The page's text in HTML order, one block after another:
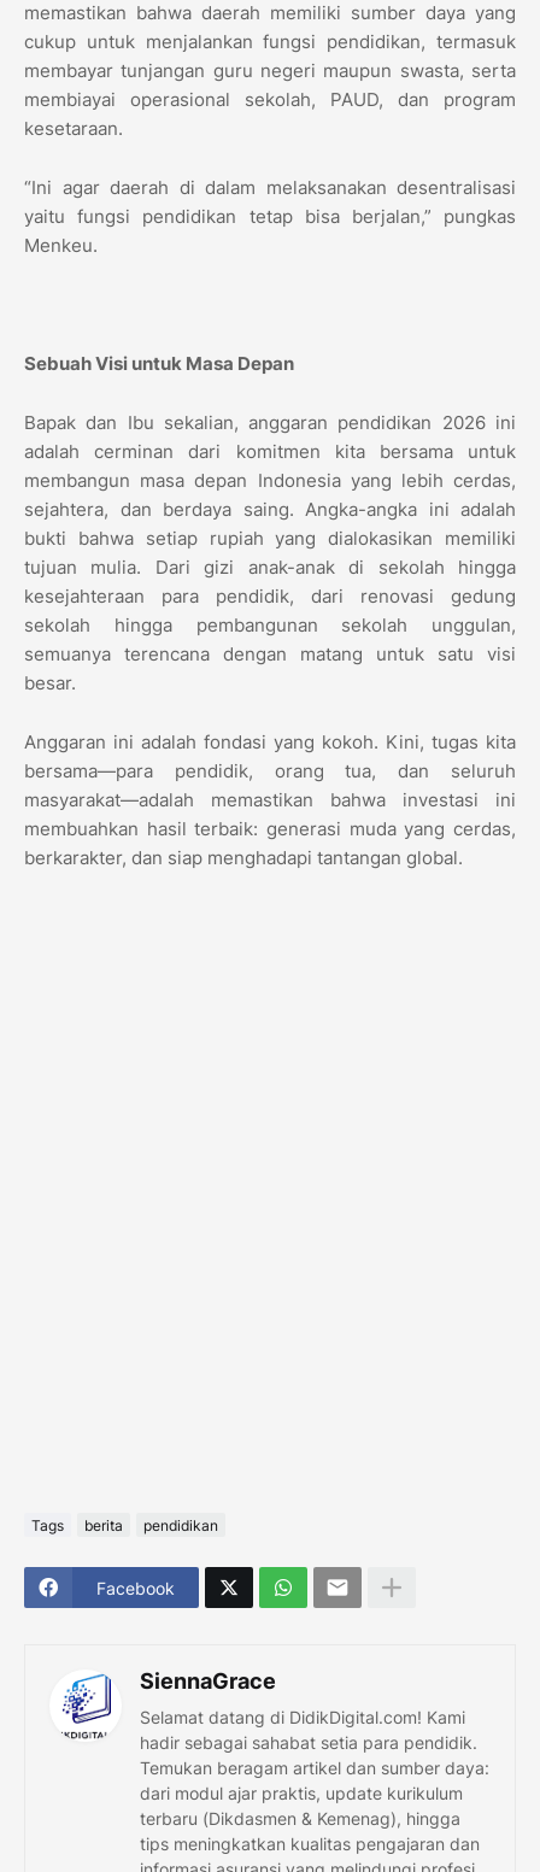
memastikan bahwa daerah memiliki sumber daya yang
cukup untuk menjalankan fungsi pendidikan, termasuk
membayar tunjangan guru negeri maupun swasta, serta
membiayai operasional sekolah, PAUD, dan program
kesetaraan.
“Ini agar daerah di dalam melaksanakan desentralisasi
yaitu fungsi pendidikan tetap bisa berjalan,” pungkas
Menkeu.
Sebuah Visi untuk Masa Depan
Bapak dan Ibu sekalian, anggaran pendidikan 2026 ini
adalah cerminan dari komitmen kita bersama untuk
membangun masa depan Indonesia yang lebih cerdas,
sejahtera, dan berdaya saing. Angka-angka ini adalah
bukti bahwa setiap rupiah yang dialokasikan memiliki
tujuan mulia. Dari gizi anak-anak di sekolah hingga
kesejahteraan para pendidik, dari renovasi gedung
sekolah hingga pembangunan sekolah unggulan,
semuanya terencana dengan matang untuk satu visi
besar.
Anggaran ini adalah fondasi yang kokoh. Kini, tugas kita
bersama—para pendidik, orang tua, dan seluruh
masyarakat—adalah memastikan bahwa investasi ini
membuahkan hasil terbaik: generasi muda yang cerdas,
berkarakter, dan siap menghadapi tantangan global.
Tags berita pendidikan
Facebook
SiennaGrace
Selamat datang di DidikDigital.com! Kami
hadir sebagai sahabat setia para pendidik.
Temukan beragam artikel dan sumber daya:
dari modul ajar praktis, update kurikulum
terbaru (Dikdasmen & Kemenag), hingga
tips meningkatkan kualitas pengajaran dan